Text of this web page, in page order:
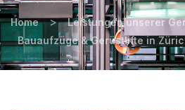
Home > Leistungen unserer
Bauaufzüge & Gerüstlifte in